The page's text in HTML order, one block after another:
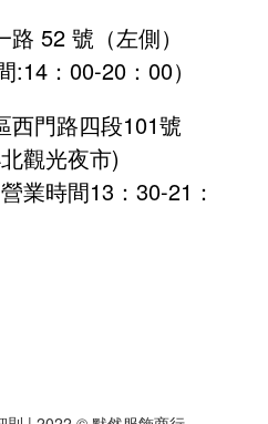
52 號（左側）
:14：00-20：00）
西門路四段101號
北觀光夜市)
營業時間13：30-21：